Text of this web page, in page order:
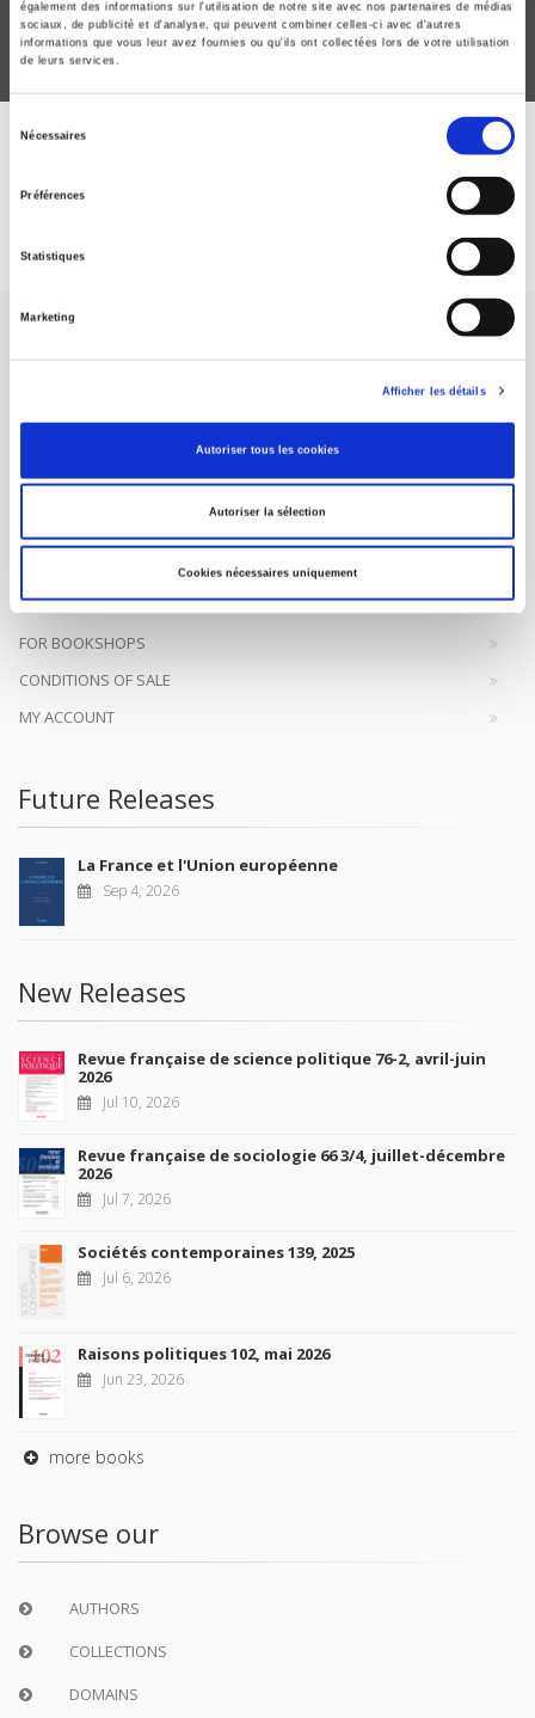
également des informations sur l'utilisation de notre site avec nos partenaires de médias
sociaux, de publicité et d'analyse, qui peuvent combiner celles-ci avec d'autres
informations que vous leur avez fournies ou qu'ils ont collectées lors de votre utilisation
de leurs services.
Nécessaires
Préférences
Statistiques
Marketing
Afficher les détails
Autoriser tous les cookies
Autoriser la sélection
Cookies nécessaires uniquement
SCIENCES PO UNIVERSITY PRESS has a threefold role: to publish
help public and political debate.continue
FOREIGN RIGHTS
FOR BOOKSHOPS
CONDITIONS OF SALE
MY ACCOUNT
Future Releases
La France et l'Union européenne
Sep 4, 2026
New Releases
Revue française de science politique 76-2, avril-juin
2026
Jul 10, 2026
Revue française de sociologie 66 3/4, juillet-décembre
2026
Jul 7, 2026
Sociétés contemporaines 139, 2025
Jul 6, 2026
Raisons politiques 102, mai 2026
Jun 23, 2026
more books
Browse our
AUTHORS
COLLECTIONS
DOMAINS